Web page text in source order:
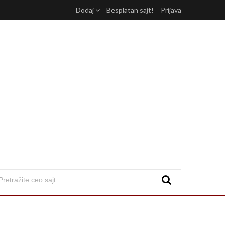
Dodaj Besplatan sajt! Prijava